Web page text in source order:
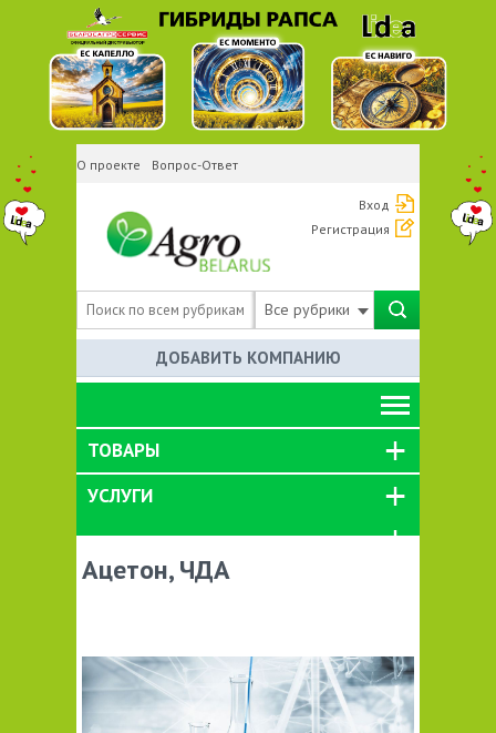
О проекте Вопрос-Ответ
Вход
Регистрация
Все рубрики
ДОБАВИТЬ КОМПАНИЮ
ТОВАРЫ
УСЛУГИ
Ацетон, ЧДА